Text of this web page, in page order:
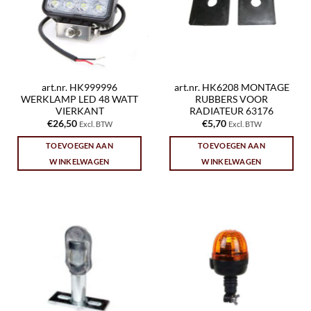
art.nr. HK999996
WERKLAMP LED 48 WATT
VIERKANT
€26,50 Excl. BTW
TOEVOEGEN AAN
WINKELWAGEN
art.nr. HK6208 MONTAGE
RUBBERS VOOR
RADIATEUR 63176
€5,70 Excl. BTW
TOEVOEGEN AAN
WINKELWAGEN